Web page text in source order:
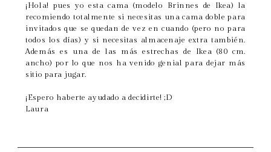
¡Hola! pues yo esta cama (modelo Brinnes de Ikea) la
recomiendo totalmente si necesitas una cama doble para
invitados que se quedan de vez en cuando (pero no para
todos los días) y si necesitas almacenaje extra también.
Además es una de las más estrechas de Ikea (80 cm.
ancho) por lo que nos ha venido genial para dejar más
sitio para jugar.
¡Espero haberte ayudado a decidirte! ;D
Laura